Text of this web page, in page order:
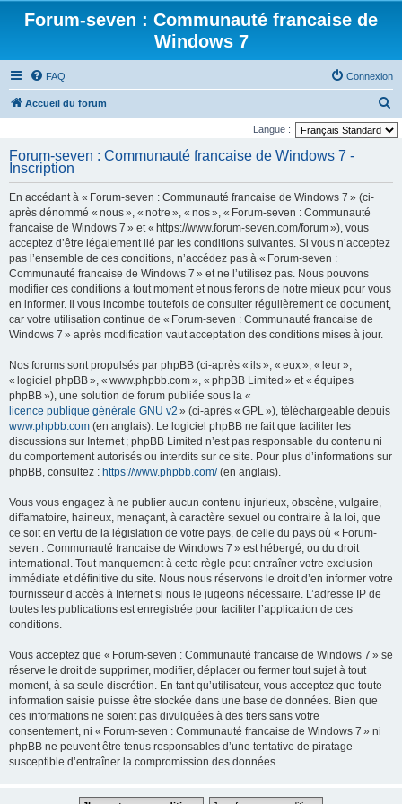
Forum-seven : Communauté francaise de
Windows 7
FAQ Connexion
Accueil du forum
e
Langue :
Forum-seven : Communauté francaise de Windows 7 -
Inscription
En accédant à « Forum-seven : Communauté francaise de Windows 7 » (ci-
après dénommé « nous », « notre », « nos », « Forum-seven : Communauté
francaise de Windows 7 » et « https://www.forum-seven.com/forum »), vous
acceptez d’être légalement lié par les conditions suivantes. Si vous n’acceptez
pas l’ensemble de ces conditions, n’accédez pas à « Forum-seven :
Communauté francaise de Windows 7 » et ne l’utilisez pas. Nous pouvons
modifier ces conditions à tout moment et nous ferons de notre mieux pour vous
en informer. Il vous incombe toutefois de consulter régulièrement ce document,
car votre utilisation continue de « Forum-seven : Communauté francaise de
Windows 7 » après modification vaut acceptation des conditions mises à jour.
Nos forums sont propulsés par phpBB (ci-après « ils », « eux », « leur »,
« logiciel phpBB », « www.phpbb.com », « phpBB Limited » et « équipes
phpBB »), une solution de forum publiée sous la «
licence publique générale GNU v2 » (ci-après « GPL »), téléchargeable depuis
www.phpbb.com (en anglais). Le logiciel phpBB ne fait que faciliter les
discussions sur Internet ; phpBB Limited n’est pas responsable du contenu ni
du comportement autorisés ou interdits sur ce site. Pour plus d’informations sur
phpBB, consultez : https://www.phpbb.com/(en anglais).
Vous vous engagez à ne publier aucun contenu injurieux, obscène, vulgaire,
diffamatoire, haineux, menaçant, à caractère sexuel ou contraire à la loi, que
ce soit en vertu de la législation de votre pays, de celle du pays où « Forum-
seven : Communauté francaise de Windows 7 » est hébergé, ou du droit
international. Tout manquement à cette règle peut entraîner votre exclusion
immédiate et définitive du site. Nous nous réservons le droit d’en informer votre
fournisseur d’accès à Internet si nous le jugeons nécessaire. L’adresse IP de
toutes les publications est enregistrée pour faciliter l’application de ces
conditions.
Vous acceptez que « Forum-seven : Communauté francaise de Windows 7 » se
réserve le droit de supprimer, modifier, déplacer ou fermer tout sujet à tout
moment, à sa seule discrétion. En tant qu’utilisateur, vous acceptez que toute
information saisie puisse être stockée dans une base de données. Bien que
ces informations ne soient pas divulguées à des tiers sans votre
consentement, ni « Forum-seven : Communauté francaise de Windows 7 » ni
phpBB ne peuvent être tenus responsables d’une tentative de piratage
susceptible d’entraîner la compromission des données.